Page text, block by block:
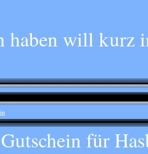
haben will kurz
für